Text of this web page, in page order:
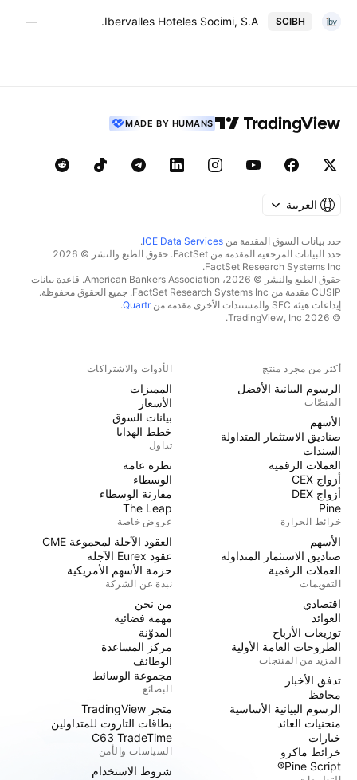
SCIBH
Ibervalles Hoteles Socimi, S.A.
—
MADE BY HUMANS
العربية
حدد بيانات السوق المقدمة من ICE Data Services
.
حدد البيانات المرجعية المقدمة من FactSet. حقوق الطبع والنشر © 2026
FactSet Research Systems Inc.
حقوق الطبع والنشر © 2026، American Bankers Association. قاعدة بيانات
CUSIP مقدمة من FactSet Research Systems Inc. جميع الحقوق محفوظة.
إيداعات هيئة SEC والمستندات الأخرى مقدمة من
Quartr
.
© 2026 TradingView, Inc.
أكثر من مجرد منتج
الرسوم البيانية الأفضل
المنصّات
الأسهم
صناديق الاستثمار المتداولة
السندات
العملات الرقمية
أزواج CEX
أزواج DEX
Pine
خرائط الحرارة
الأسهم
صناديق الاستثمار المتداولة
العملات الرقمية
التقويمات
اقتصادي
العوائد
توزيعات الأرباح
الطروحات العامة الأولية
المزيد من المنتجات
تدفق الأخبار
محافظ
الرسوم البيانية الأساسية
منحنيات العائد
خيارات
خرائط ماكرو
Pine Script®
الأدوات والاشتراكات
المميزات
الأسعار
بيانات السوق
خطط الهدايا
تداول
نظرة عامة
الوسطاء
مقارنة الوسطاء
The Leap
عروض خاصة
العقود الآجلة لمجموعة CME
عقود Eurex الآجلة
حزمة الأسهم الأمريكية
نبذة عن الشركة
من نحن
مهمة فضائية
المدوّنة
مركز المساعدة
الوظائف
مجموعة الوسائط
البضائع
متجر TradingView
بطاقات التاروت للمتداولين
C63 TradeTime
السياسات والأمن
شروط الاستخدام